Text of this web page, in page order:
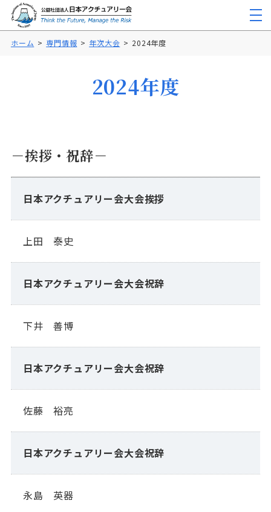
ホーム 専門情報 年次大会 2024年度
2024年度
－挨拶・祝辞－
日本アクチュアリー会大会挨拶
上田 泰史
日本アクチュアリー会大会祝辞
下井 善博
日本アクチュアリー会大会祝辞
佐藤 裕亮
日本アクチュアリー会大会祝辞
永島 英器